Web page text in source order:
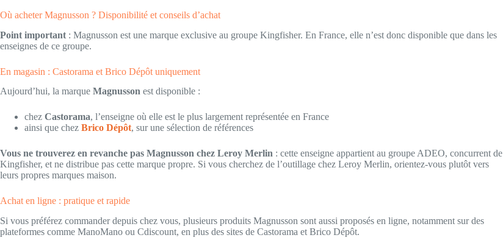
Où acheter Magnusson ? Disponibilité et conseils d’achat
Point important : Magnusson est une marque exclusive au groupe Kingfisher. En France, elle n’est donc disponible que dans les
enseignes de ce groupe.
En magasin : Castorama et Brico Dépôt uniquement
Aujourd’hui, la marque Magnusson est disponible :
chez Castorama, l’enseigne où elle est le plus largement représentée en France
ainsi que chez Brico Dépôt, sur une sélection de références
Vous ne trouverez en revanche pas Magnusson chez Leroy Merlin : cette enseigne appartient au groupe ADEO, concurrent de
Kingfisher, et ne distribue pas cette marque propre. Si vous cherchez de l’outillage chez Leroy Merlin, orientez-vous plutôt vers
leurs propres marques maison.
Achat en ligne : pratique et rapide
Si vous préférez commander depuis chez vous, plusieurs produits Magnusson sont aussi proposés en ligne, notamment sur des
plateformes comme ManoMano ou Cdiscount, en plus des sites de Castorama et Brico Dépôt.